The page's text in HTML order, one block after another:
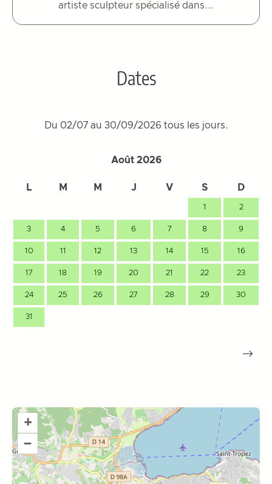
artiste sculpteur spécialisé dans...
Dates
Du 02/07 au 30/09/2026 tous les jours.
Août 2026
L M M J V S D
1 2
3 4 5 6 7 8 9
10 11 12 13 14 15 16
17 18 19 20 21 22 23
24 25 26 27 28 29 30
31
+
–